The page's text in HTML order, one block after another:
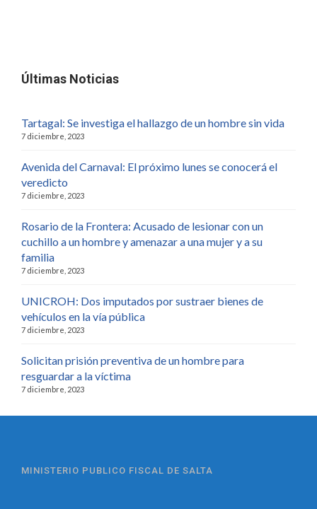
Últimas Noticias
Tartagal: Se investiga el hallazgo de un hombre sin vida
7 diciembre, 2023
Avenida del Carnaval: El próximo lunes se conocerá el
veredicto
7 diciembre, 2023
Rosario de la Frontera: Acusado de lesionar con un
cuchillo a un hombre y amenazar a una mujer y a su
familia
7 diciembre, 2023
UNICROH: Dos imputados por sustraer bienes de
vehículos en la vía pública
7 diciembre, 2023
Solicitan prisión preventiva de un hombre para
resguardar a la víctima
7 diciembre, 2023
MINISTERIO PUBLICO FISCAL DE SALTA